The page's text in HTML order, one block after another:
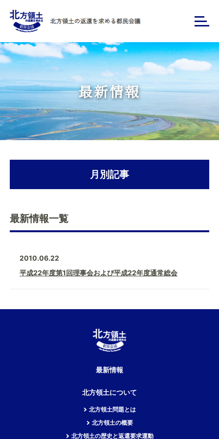
最新情報
最新情報一覧
2010.06.22
平成22年度第1回理事会および平成22年度通常総会
月別記事
最新情報
北方領土について
北方領土問題とは
北方領土の概要
北方領土の歴史と返還要求運動